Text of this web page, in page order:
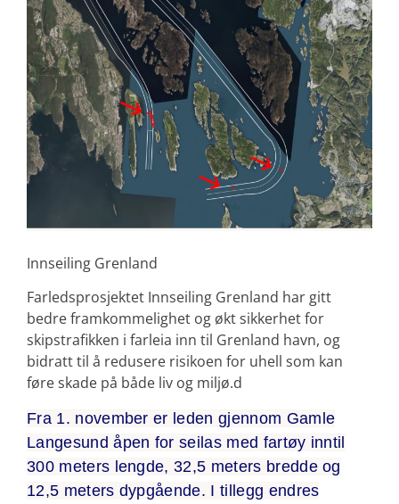
Innseiling Grenland
Farledsprosjektet Innseiling Grenland har gitt
bedre framkommelighet og økt sikkerhet for
skipstrafikken i farleia inn til Grenland havn, og
bidratt til å redusere risikoen for uhell som kan
føre skade på både liv og miljø.d
Fra 1. november er leden gjennom Gamle
Langesund åpen for seilas med fartøy inntil
300 meters lengde, 32,5 meters bredde og
12,5 meters dypgående. I tillegg endres